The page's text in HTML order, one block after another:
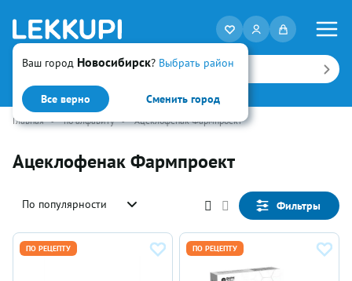
Ваш город Новосибирск? Выбрать район
Все верно Сменить город
Искать
Главная • по алфавиту • Ацеклофенак Фармпроект
Ацеклофенак Фармпроект
По популярности Фильтры
ПО РЕЦЕПТУ ПО РЕЦЕПТУ